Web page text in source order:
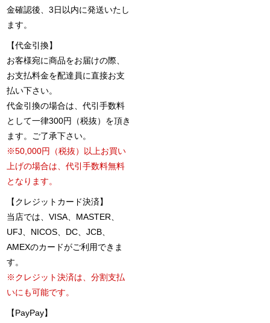
金確認後、3日以内に発送いたし
ます。
【代金引換】
お客様宛に商品をお届けの際、
お支払料金を配達員に直接お支
払い下さい。
代金引換の場合は、代引手数料
として一律300円（税抜）を頂き
ます。ご了承下さい。
※50,000円（税抜）以上お買い
上げの場合は、代引手数料無料
となります。
【クレジットカード決済】
当店では、VISA、MASTER、
UFJ、NICOS、DC、JCB、
AMEXのカードがご利用できま
す。
※クレジット決済は、分割支払
いにも可能です。
【PayPay】